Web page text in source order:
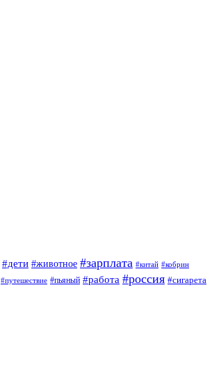
#дети #животное #зарплата #китай #кобрин
#путешествие #пьяный #работа #россия #сигарета